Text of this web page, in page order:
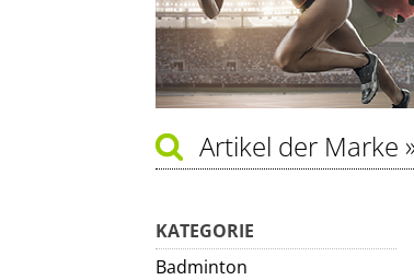
Artikel der Marke
KATEGORIE
Badminton